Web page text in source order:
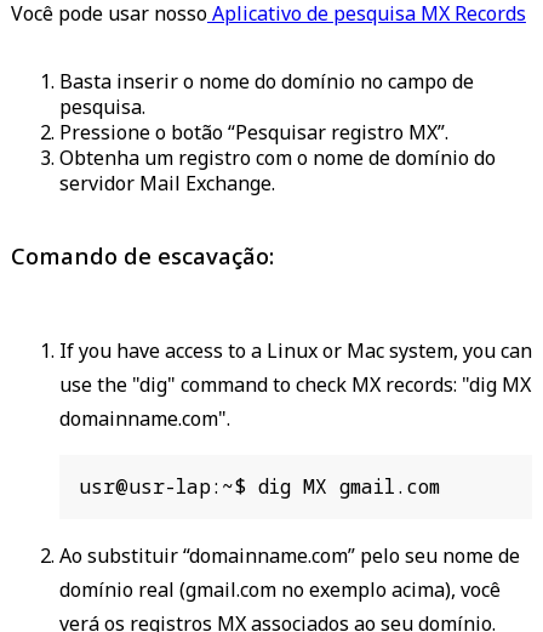
Você pode usar nossoAplicativo de pesquisa MX Records
Basta inserir o nome do domínio no campo de
pesquisa.
Pressione o botão “Pesquisar registro MX”.
Obtenha um registro com o nome de domínio do
servidor Mail Exchange.
Comando de escavação:
If you have access to a Linux or Mac system, you can
use the "dig" command to check MX records: "dig MX
domainname.com".
usr@usr-lap:~$ dig MX gmail.com
Ao substituir “domainname.com” pelo seu nome de
domínio real (gmail.com no exemplo acima), você
verá os registros MX associados ao seu domínio.